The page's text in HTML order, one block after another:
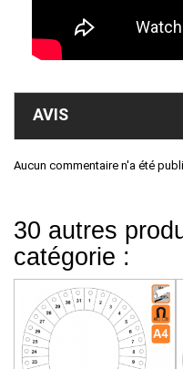
AVIS
Aucun commentaire n'a été
30 autres
catégorie :